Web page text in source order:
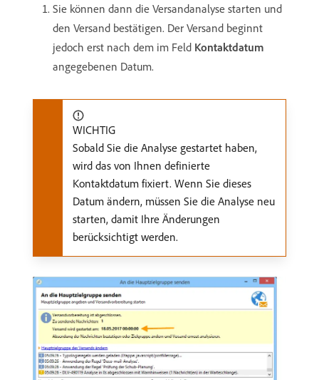
Sie können dann die Versandanalyse starten und
den Versand bestätigen. Der Versand beginnt
jedoch erst nach dem im Feld Kontaktdatum
angegebenen Datum.
WICHTIG
Sobald Sie die Analyse gestartet haben,
wird das von Ihnen definierte
Kontaktdatum fixiert. Wenn Sie dieses
Datum ändern, müssen Sie die Analyse neu
starten, damit Ihre Änderungen
berücksichtigt werden.